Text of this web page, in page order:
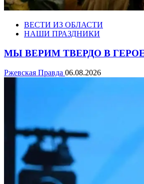
ВЕСТИ ИЗ ОБЛАСТИ
НАШИ ПРАЗДНИКИ
МЫ ВЕРИМ ТВЕРДО В
Ржевская Правда 06.08.2026